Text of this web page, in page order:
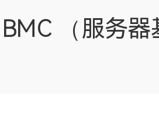
BMC （服务器